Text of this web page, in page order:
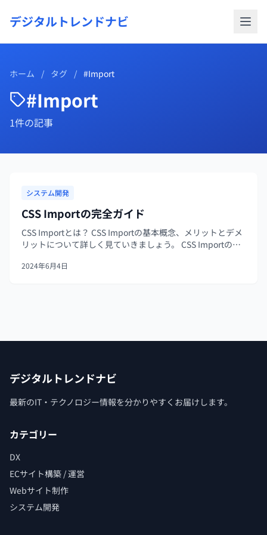
デジタルトレンドナビ
ホーム / タグ / #Import
#Import
1件の記事
システム開発
CSS Importの完全ガイド
CSS Importとは？ CSS Importの基本概念、メリットとデメ
リットについて詳しく見ていきましょう。 CSS Importの基
読み込むための方法です。これにより、コード...
2024年6月4日
デジタルトレンドナビ
最新のIT・テクノロジー情報を分かりやすくお届けします。
カテゴリー
DX
ECサイト構築 / 運営
Webサイト制作
システム開発